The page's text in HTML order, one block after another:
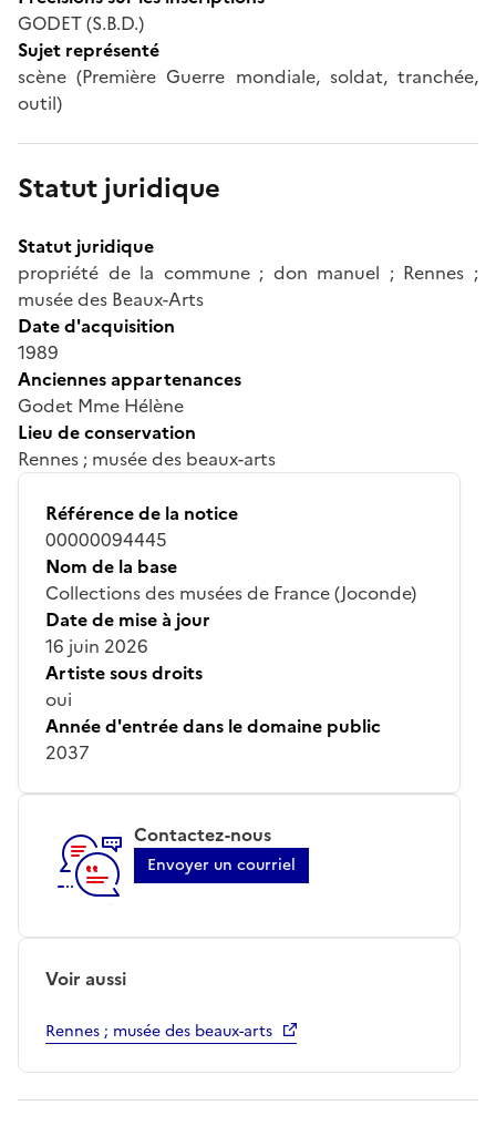
GODET (S.B.D.)
Sujet représenté
scène (Première Guerre mondiale, soldat, tranchée,
outil)
Statut juridique
Statut juridique
propriété de la commune ; don manuel ; Rennes ;
musée des Beaux-Arts
Date d'acquisition
1989
Anciennes appartenances
Godet Mme Hélène
Lieu de conservation
Rennes ; musée des beaux-arts
Référence de la notice
00000094445
Nom de la base
Collections des musées de France (Joconde)
Date de mise à jour
16 juin 2026
Artiste sous droits
oui
Année d'entrée dans le domaine public
2037
Contactez-nous
Envoyer un courriel
Voir aussi
Rennes ; musée des beaux-arts